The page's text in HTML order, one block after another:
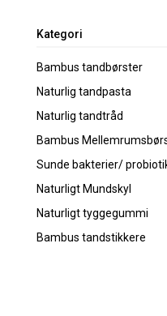
Kategori
Bambus tandbørster
Naturlig tandpasta
Naturlig tandtråd
Bambus
Sunde bakterier/
Naturligt Mundskyl
Naturligt tyggegummi
Bambus tandstikkere